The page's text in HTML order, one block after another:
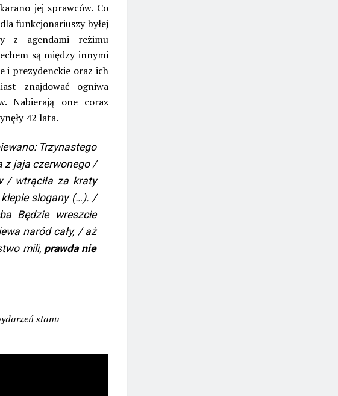
jej sprawców. Co
funkcjonariuszy byłej
z agendami reżimu
są między innymi
i prezydenckie oraz ich
znajdować ogniwa
Nabierają one coraz
42 lata.
Trzynastego
z jaja czerwonego /
/ wtrąciła za kraty
klepie slogany (…). /
Będzie wreszcie
naród cały, / aż
mili, prawda nie
stanu